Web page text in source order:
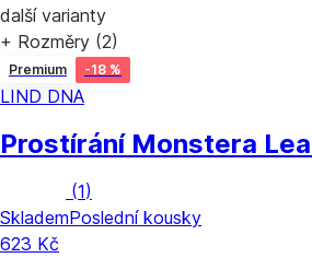
další varianty
+ Rozměry (2)
Premium -18 %
LIND DNA
Prostírání Monstera
(1)
SklademPoslední kousky
623 Kč